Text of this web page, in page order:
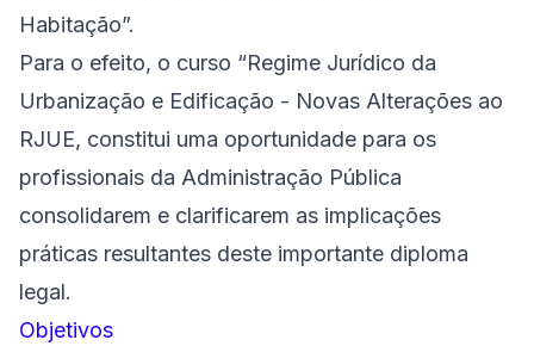
Habitação”.
Para o efeito, o curso “Regime Jurídico da
Urbanização e Edificação - Novas Alterações ao
RJUE, constitui uma oportunidade para os
profissionais da Administração Pública
consolidarem e clarificarem as implicações
práticas resultantes deste importante diploma
legal.
Objetivos